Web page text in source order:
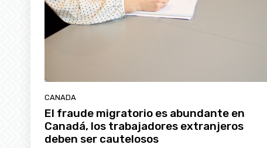
CANADA
El fraude migratorio es abundante en
Canadá, los trabajadores extranjeros
deben ser cautelosos